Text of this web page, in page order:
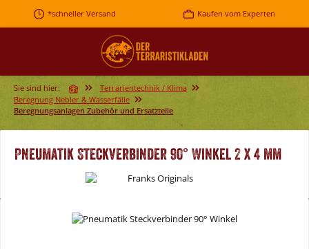
Zum Hauptinhalt springen
*schneller Versand Kaufen vom Experten
Sie sind hier:
Terrarientechnik / Klima
Beregnung Nebler & Wasserfälle
Beregnungsanlagen Zubehör und Ersatzteile
Pneumatik Steckverbinder 90° Winkel 2 x 4 mm
Bildergalerie überspringen